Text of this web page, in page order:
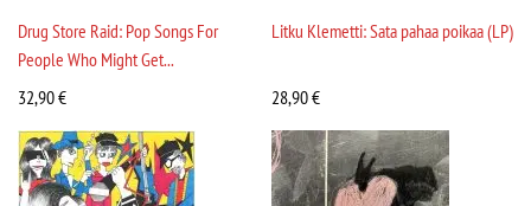
Drug Store Raid: Pop Songs For
People Who Might Get...
32,90€
Litku Klemetti: Sata pahaa poikaa (LP)
28,90€